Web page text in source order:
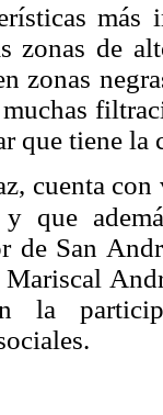
zonas de
zonas
que tiene la
cuenta
que
de San
la